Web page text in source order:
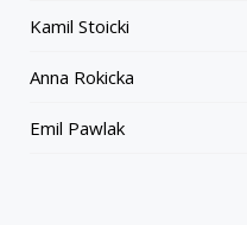
Kamil Stoicki
Anna Rokicka
Emil Pawlak